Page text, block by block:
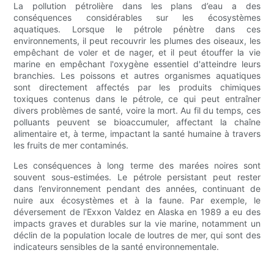
La pollution pétrolière dans les plans d’eau a des
conséquences considérables sur les écosystèmes
aquatiques. Lorsque le pétrole pénètre dans ces
environnements, il peut recouvrir les plumes des oiseaux, les
empêchant de voler et de nager, et il peut étouffer la vie
marine en empêchant l'oxygène essentiel d'atteindre leurs
branchies. Les poissons et autres organismes aquatiques
sont directement affectés par les produits chimiques
toxiques contenus dans le pétrole, ce qui peut entraîner
divers problèmes de santé, voire la mort. Au fil du temps, ces
polluants peuvent se bioaccumuler, affectant la chaîne
alimentaire et, à terme, impactant la santé humaine à travers
les fruits de mer contaminés.
Les conséquences à long terme des marées noires sont
souvent sous-estimées. Le pétrole persistant peut rester
dans l’environnement pendant des années, continuant de
nuire aux écosystèmes et à la faune. Par exemple, le
déversement de l'Exxon Valdez en Alaska en 1989 a eu des
impacts graves et durables sur la vie marine, notamment un
déclin de la population locale de loutres de mer, qui sont des
indicateurs sensibles de la santé environnementale.